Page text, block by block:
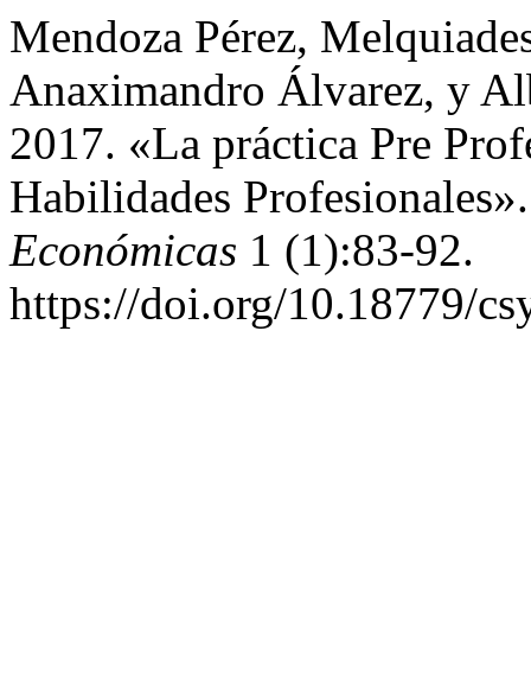
Mendoza Pérez,
Anaximandro Álvarez, y
2017. «La práctica Pre
Habilidades
Económicas 1 (1):83-92.
https://doi.org/10.18779/